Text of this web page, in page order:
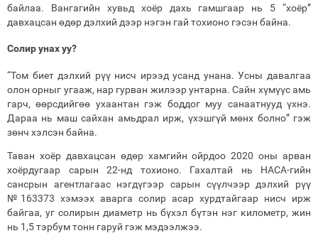
байлаа. Вангагийн хувьд хоёр дахь гамшгаар нь 5 “хоёр”
давхацсан өдөр дэлхий дээр нэгэн гай тохионо гэсэн байна.
Солир унах уу?
“Том биет дэлхий рүү нисч ирээд усанд унана. Усны давалгаа
олон орныг угааж, нар гурван жилээр унтарна. Сайн хүмүүс амь
гарч, өөрсдийгөө ухаантан гэж боддог муу санаатнууд үхнэ.
Дараа нь маш сайхан амьдрал ирж, үхэшгүй мөнх болно” гэж
зөнч хэлсэн байна.
Таван хоёр давхацсан өдөр хамгийн ойрдоо 2020 оны арван
хоёрдугаар сарын 22-нд тохионо. Гахалтай нь НАСА-гийн
сансрын агентлагаас нэгдүгээр сарын сүүлчээр дэлхий рүү
№163373 хэмээх аварга солир асар хурдтайгаар нисч ирж
байгаа, уг солирын диаметр нь бүхэл бүтэн нэг километр, жин
нь 1,5 тэрбум тонн гаруй гэж мэдээлжээ.